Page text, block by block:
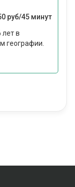
руб/45 минут
лет в
географии.